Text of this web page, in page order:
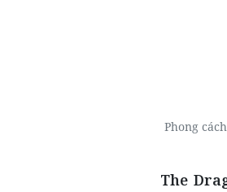
Phong
The